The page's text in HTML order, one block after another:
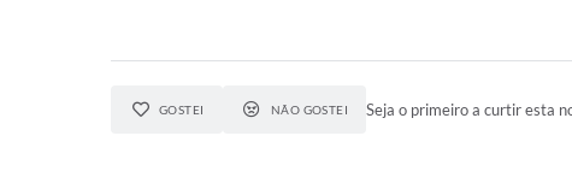
GOSTEI NÃO GOSTEI Seja o primeiro a curtir esta